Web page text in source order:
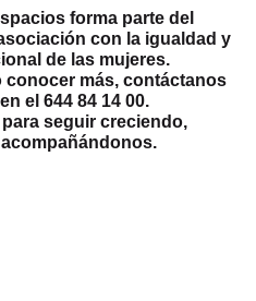
forma parte del
con la igualdad y
de las mujeres.
conocer más, contáctanos
el 644 84 14 00.
seguir creciendo,